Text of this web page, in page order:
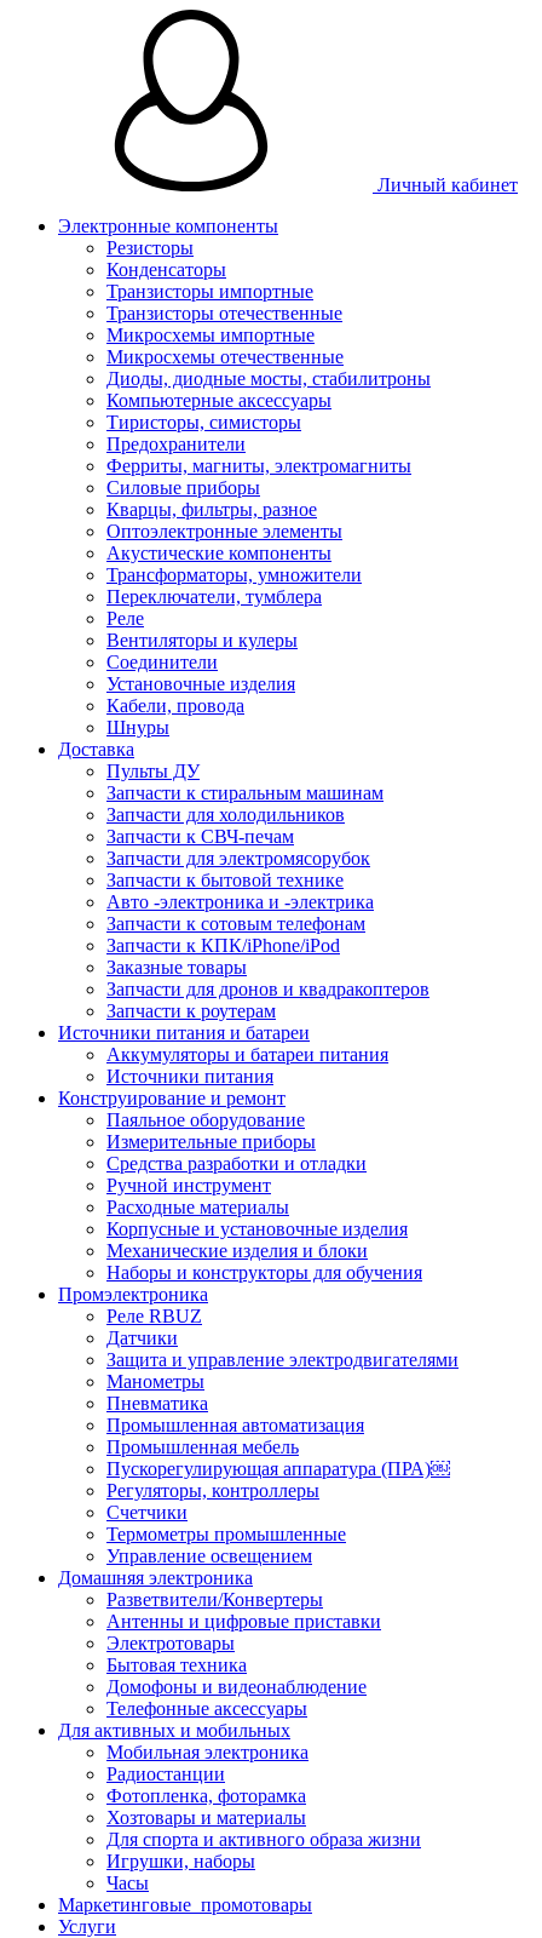
Личный кабинет
Электронные компоненты
Резисторы
Конденсаторы
Транзисторы импортные
Транзисторы отечественные
Микросхемы импортные
Микросхемы отечественные
Диоды, диодные мосты, стабилитроны
Компьютерные аксессуары
Тиристоры, симисторы
Предохранители
Ферриты, магниты, электромагниты
Силовые приборы
Кварцы, фильтры, разное
Оптоэлектронные элементы
Акустические компоненты
Трансформаторы, умножители
Переключатели, тумблера
Реле
Вентиляторы и кулеры
Соединители
Установочные изделия
Кабели, провода
Шнуры
Доставка
Пульты ДУ
Запчасти к стиральным машинам
Запчасти для холодильников
Запчасти к СВЧ-печам
Запчасти для электромясорубок
Запчасти к бытовой технике
Авто -электроника и -электрика
Запчасти к сотовым телефонам
Запчасти к КПК/iPhone/iPod
Заказные товары
Запчасти для дронов и квадракоптеров
Запчасти к роутерам
Источники питания и батареи
Аккумуляторы и батареи питания
Источники питания
Конструирование и ремонт
Паяльное оборудование
Измерительные приборы
Средства разработки и отладки
Ручной инструмент
Расходные материалы
Корпусные и установочные изделия
Механические изделия и блоки
Наборы и конструкторы для обучения
Промэлектроника
Реле RBUZ
Датчики
Защита и управление электродвигателями
Манометры
Пневматика
Промышленная автоматизация
Промышленная мебель
Пускорегулирующая аппаратура (ПРА)￼
Регуляторы, контроллеры
Счетчики
Термометры промышленные
Управление освещением
Домашняя электроника
Разветвители/Конвертеры
Антенны и цифровые приставки
Электротовары
Бытовая техника
Домофоны и видеонаблюдение
Телефонные аксессуары
Для активных и мобильных
Мобильная электроника
Радиостанции
Фотопленка, фоторамка
Хозтовары и материалы
Для спорта и активного образа жизни
Игрушки, наборы
Часы
Маркетинговые_промотовары
Услуги